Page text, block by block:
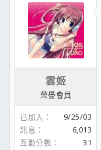
雲姬
榮譽會員
已加入
9/25/03
訊息
6,013
互動分數
31